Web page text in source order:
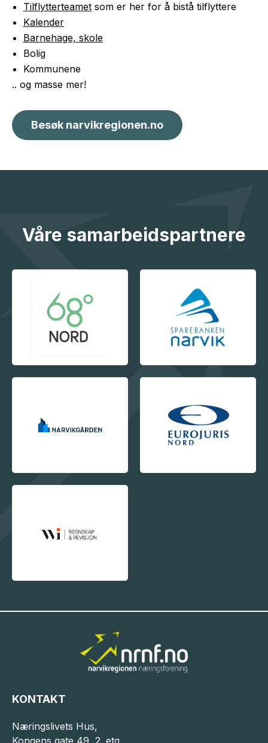
Tilflytterteamet som er her for å bistå tilflyttere
Kalender
Barnehage, skole
Bolig
Kommunene
.. og masse mer!
Besøk narvikregionen.no
Våre samarbeidspartnere
KONTAKT
Næringslivets Hus,